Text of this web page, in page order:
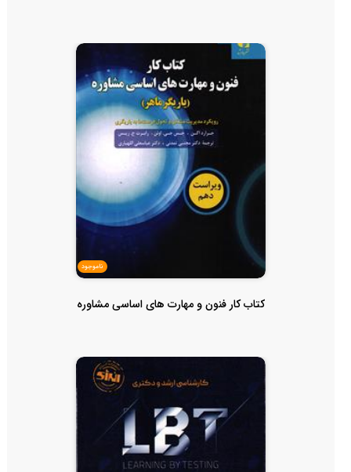
ناموجود
کتاب کار فنون و مهارت های اساسی مشاوره